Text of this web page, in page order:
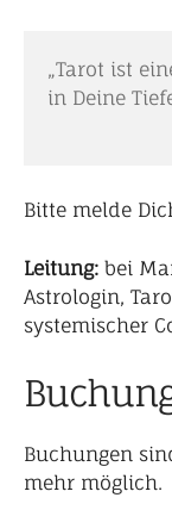
„Tarot ist
in Deine
Bitte melde
Leitung: bei
Astrologin,
systemischer
Buchungen
mehr möglich.